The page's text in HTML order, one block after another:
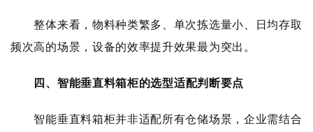
整体来看，物料种类繁多、单次拣选量小、日均存取
频次高的场景，设备的效率提升效果最为突出。
四、智能垂直料箱柜的选型适配判断要点
智能垂直料箱柜并非适配所有仓储场景，企业需结合